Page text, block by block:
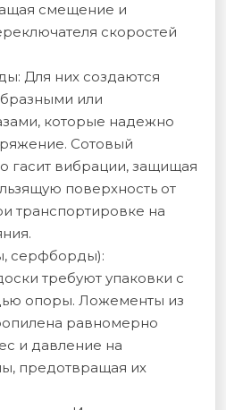
смещение и
скоростей
Для них создаются
или
которые надежно
Сотовый
гасит вибрации, защищая
поверхность от
транспортировке на
серфборды):
требуют упаковки с
опоры. Ложементы из
равномерно
и давление на
предотвращая их